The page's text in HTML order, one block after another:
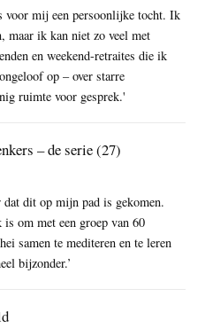
mij een persoonlijke tocht. Ik
maar ik kan niet zo veel met
en weekend-retraites die ik
op – over starre
ruimte voor gesprek.'
– de serie (27)
dit op mijn pad is gekomen.
om met een groep van 60
samen te mediteren en te leren
bijzonder.’